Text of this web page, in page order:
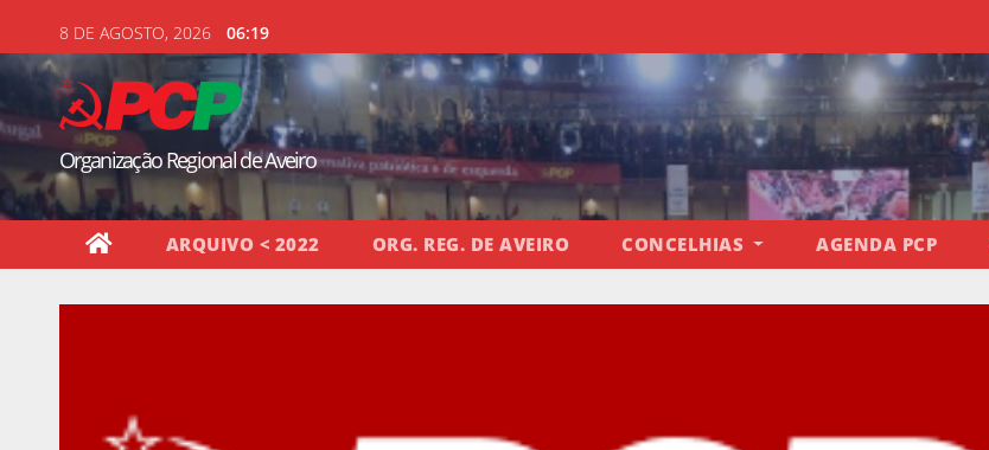
to
content
8 DE AGOSTO, 2026 06:19
Organização Regional de Aveiro
ARQUIVO < 2022 ORG. REG. DE AVEIRO CONCELHIAS AGENDA PCP